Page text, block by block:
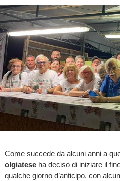
Come succede da alcuni anni a
olgiatese ha deciso di iniziare il
qualche giorno d’anticipo, con